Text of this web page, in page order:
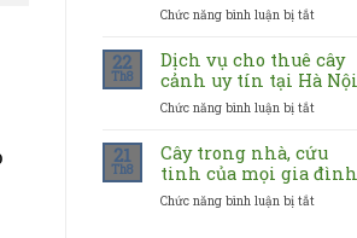
cây
mệnh
nào
Chức năng bình luận bị tắtở
sao
nên
trồng
ít
một
loại
phong
22
Th8
Dịch vụ cho thuê cây
cảnh uy tín tại Hà Nội
Chức năng bình luận bị tắtở
vụ
cho
thuê
cây
21
Th8
Cây trong nhà, cứu
tinh của mọi gia đình
Chức năng bình luận bị tắtở